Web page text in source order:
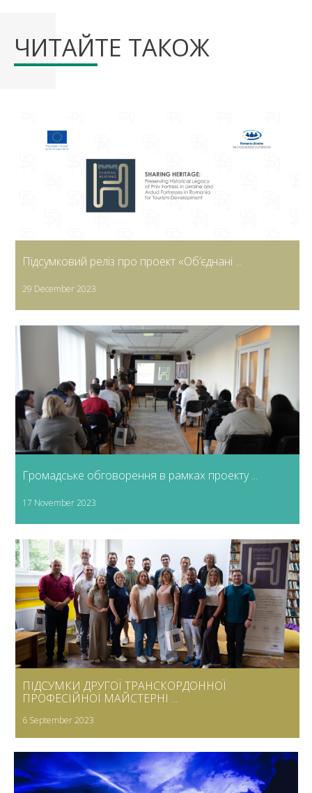
ЧИТАЙТЕ ТАКОЖ
Підсумковий реліз про проект «Об’єднані ...
29 December 2023
Громадське обговорення в рамках проекту ...
17 November 2023
ПІДСУМКИ ДРУГОЇ ТРАНСКОРДОННОЇ
ПРОФЕСІЙНОЇ МАЙСТЕРНІ ...
6 September 2023